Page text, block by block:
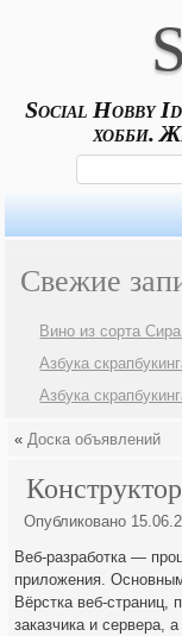
Social Hobby
хобби.
Свежие
Вино из сорта
Азбука
Азбука
«Доска объявлений
Опубликовано
Веб-разработка —
приложения.
Вёрстка веб-страниц,
заказчика и сервера,